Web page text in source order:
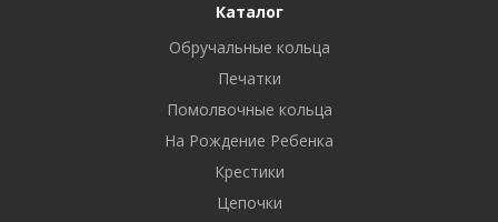
Каталог
Обручальные кольца
Печатки
Помолвочные кольца
На Рождение Ребенка
Крестики
Цепочки